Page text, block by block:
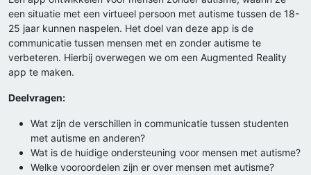
een situatie met een virtueel persoon met autisme tussen de 18-
25 jaar kunnen naspelen. Het doel van deze app is de
communicatie tussen mensen met en zonder autisme te
verbeteren. Hierbij overwegen we om een Augmented Reality
app te maken.
Deelvragen:
Wat zijn de verschillen in communicatie tussen studenten
met autisme en anderen?
Wat is de huidige ondersteuning voor mensen met autisme?
Welke vooroordelen zijn er over mensen met autisme?